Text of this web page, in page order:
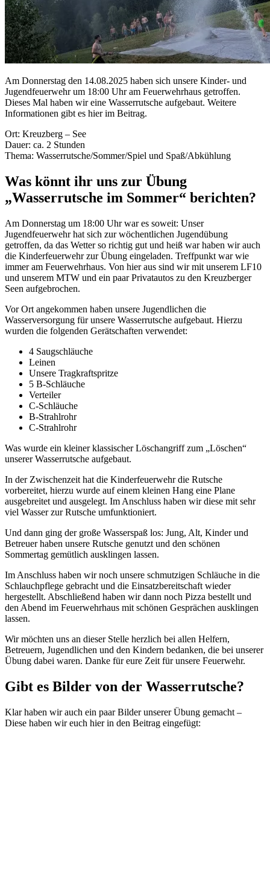
Am Donnerstag den 14.08.2025 haben sich unsere Kinder- und
Jugendfeuerwehr um 18:00 Uhr am Feuerwehrhaus getroffen.
Dieses Mal haben wir eine Wasserrutsche aufgebaut. Weitere
Informationen gibt es hier im Beitrag.
Ort: Kreuzberg – See
Dauer: ca. 2 Stunden
Thema: Wasserrutsche/Sommer/Spiel und Spaß/Abkühlung
Was könnt ihr uns zur Übung
„Wasserrutsche im Sommer“ berichten?
Am Donnerstag um 18:00 Uhr war es soweit: Unser
Jugendfeuerwehr hat sich zur wöchentlichen Jugendübung
getroffen, da das Wetter so richtig gut und heiß war haben wir auch
die Kinderfeuerwehr zur Übung eingeladen. Treffpunkt war wie
immer am Feuerwehrhaus. Von hier aus sind wir mit unserem LF10
und unserem MTW und ein paar Privatautos zu den Kreuzberger
Seen aufgebrochen.
Vor Ort angekommen haben unsere Jugendlichen die
Wasserversorgung für unsere Wasserrutsche aufgebaut. Hierzu
wurden die folgenden Gerätschaften verwendet:
4 Saugschläuche
Leinen
Unsere Tragkraftspritze
5 B-Schläuche
Verteiler
C-Schläuche
B-Strahlrohr
C-Strahlrohr
Was wurde ein kleiner klassischer Löschangriff zum „Löschen“
unserer Wasserrutsche aufgebaut.
In der Zwischenzeit hat die Kinderfeuerwehr die Rutsche
vorbereitet, hierzu wurde auf einem kleinen Hang eine Plane
ausgebreitet und ausgelegt. Im Anschluss haben wir diese mit sehr
viel Wasser zur Rutsche umfunktioniert.
Und dann ging der große Wasserspaß los: Jung, Alt, Kinder und
Betreuer haben unsere Rutsche genutzt und den schönen
Sommertag gemütlich ausklingen lassen.
Im Anschluss haben wir noch unsere schmutzigen Schläuche in die
Schlauchpflege gebracht und die Einsatzbereitschaft wieder
hergestellt. Abschließend haben wir dann noch Pizza bestellt und
den Abend im Feuerwehrhaus mit schönen Gesprächen ausklingen
lassen.
Wir möchten uns an dieser Stelle herzlich bei allen Helfern,
Betreuern, Jugendlichen und den Kindern bedanken, die bei unserer
Übung dabei waren. Danke für eure Zeit für unsere Feuerwehr.
Gibt es Bilder von der Wasserrutsche?
Klar haben wir auch ein paar Bilder unserer Übung gemacht –
Diese haben wir euch hier in den Beitrag eingefügt: